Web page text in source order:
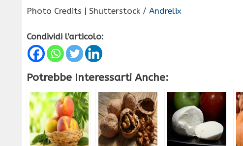
Photo Credits | Shutterstock / Andrelix
Condividi l'articolo:
Potrebbe Interessarti Anche: